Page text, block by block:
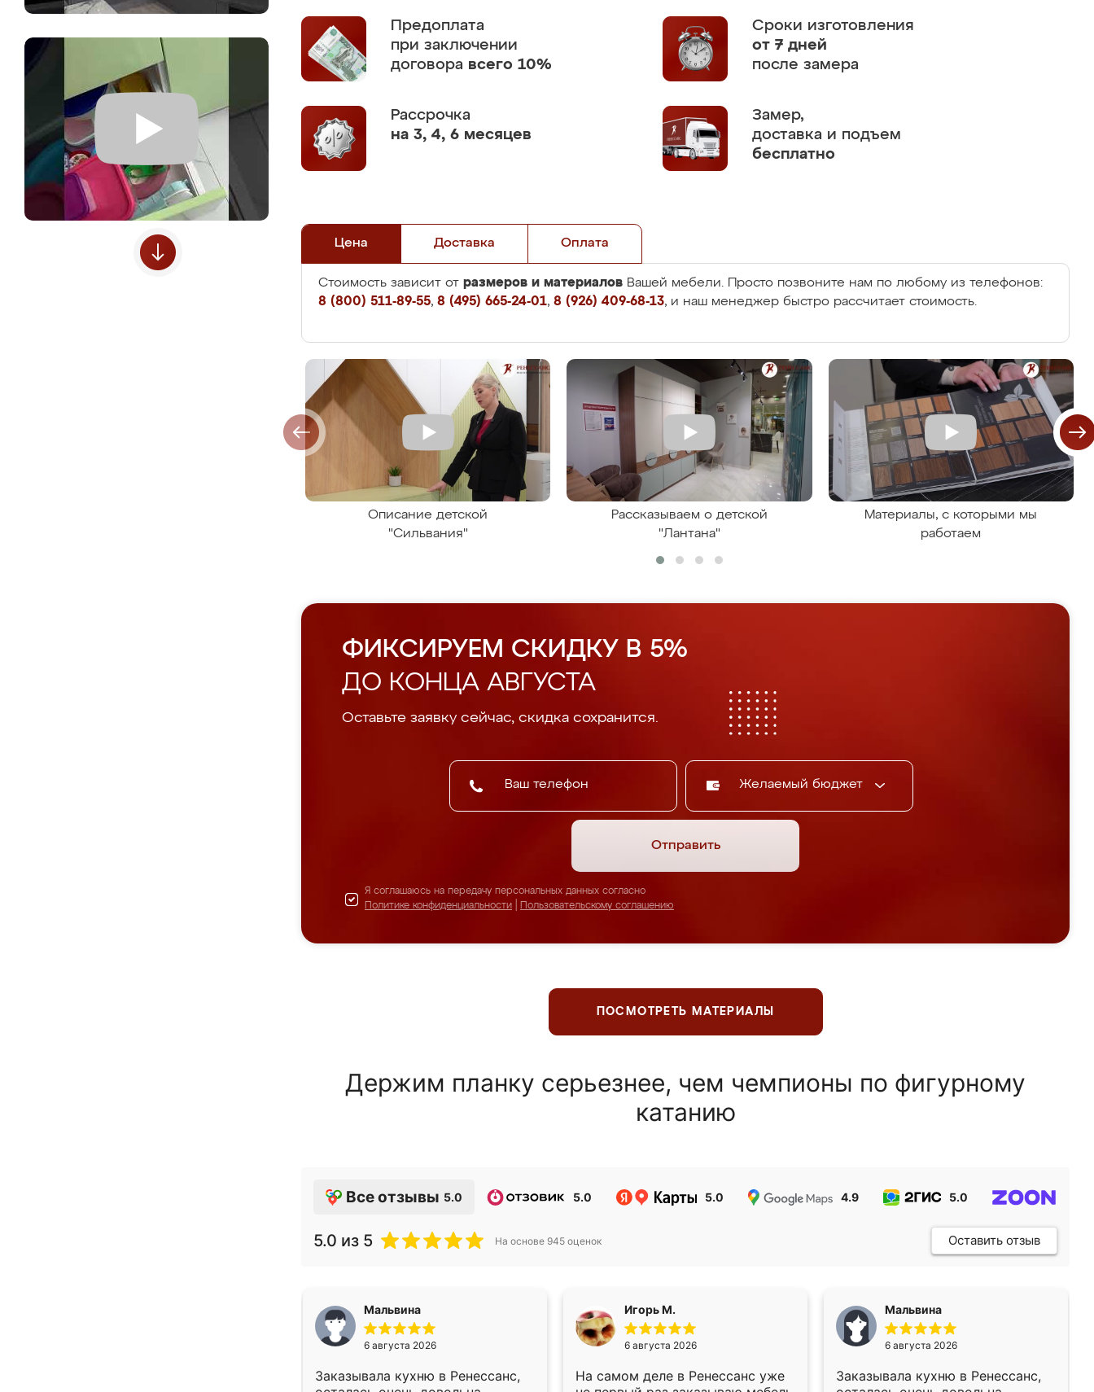
Предоплата
при заключении
договора всего 10%
Сроки изготовления
от 7 дней
после замера
Рассрочка
на 3, 4, 6 месяцев
Замер,
доставка и подъем
бесплатно
Цена Доставка Оплата
Стоимость зависит от размеров и материалов Вашей мебели. Просто позвоните нам по любому из телефонов:
8 (800) 511-89-55, 8 (495) 665-24-01, 8 (926) 409-68-13, и наш менеджер быстро рассчитает стоимость.
Описание детской
"Сильвания"
Рассказываем о детской
"Лантана"
Материалы, с которыми мы
работаем
ФИКСИРУЕМ СКИДКУ В 5%
ДО КОНЦА АВГУСТА
Оставьте заявку сейчас, скидка сохранится.
Желаемый бюджет
Отправить
Я соглашаюсь на передачу персональных данных согласно
Политике конфиденциальности
Пользовательскому соглашению
ПОСМОТРЕТЬ МАТЕРИАЛЫ
Держим планку серьезнее, чем чемпионы по фигурному
катанию
Все отзывы 5.0 5.0 5.0 4.9 5.0
5.0 из 5 На основе 945 оценок Оставить отзыв
Мальвина
6 августа 2026
Заказывала кухню в Ренессанс,
Игорь М.
6 августа 2026
На самом деле в Ренессанс уже
Мальвина
6 августа 2026
Заказывала кухню в Ренессанс,